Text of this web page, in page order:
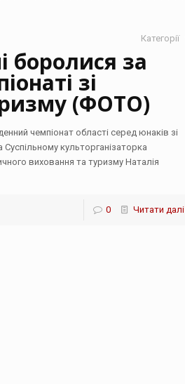
Категорії
боролися за
зі
(ФОТО)
чемпіонат області серед юнаків зі
культорганізаторка
виховання та туризму Наталія
0 Читати далі